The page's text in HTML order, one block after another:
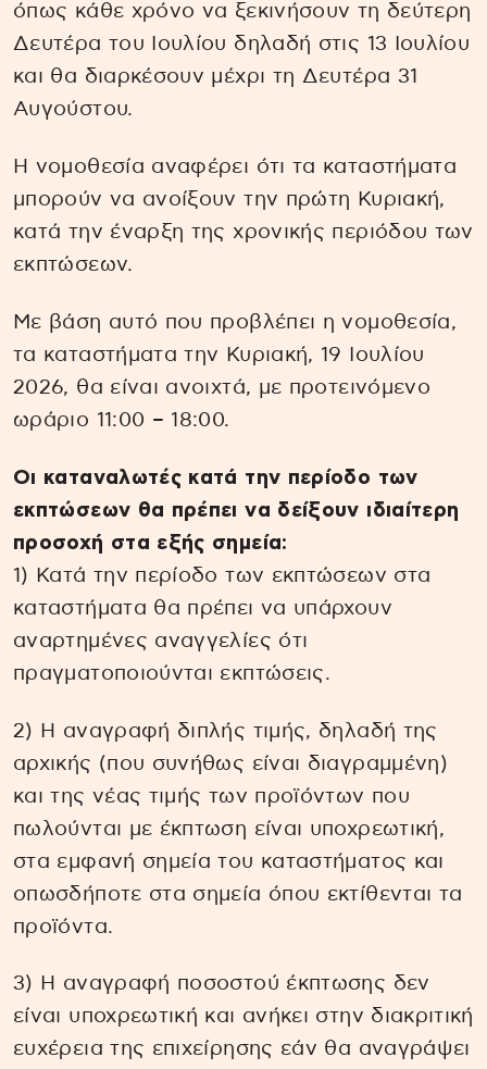
όπως κάθε χρόνο να ξεκινήσουν τη δεύτερη
Δευτέρα του Ιουλίου δηλαδή στις 13 Ιουλίου
και θα διαρκέσουν μέχρι τη Δευτέρα 31
Αυγούστου.
Η νομοθεσία αναφέρει ότι τα καταστήματα
μπορούν να ανοίξουν την πρώτη Κυριακή,
κατά την έναρξη της χρονικής περιόδου των
εκπτώσεων.
Με βάση αυτό που προβλέπει η νομοθεσία,
τα καταστήματα την Κυριακή, 19 Ιουλίου
2026, θα είναι ανοιχτά, με προτεινόμενο
ωράριο 11:00 – 18:00.
Οι καταναλωτές κατά την περίοδο των
εκπτώσεων θα πρέπει να δείξουν ιδιαίτερη
προσοχή στα εξής σημεία:
1) Κατά την περίοδο των εκπτώσεων στα
καταστήματα θα πρέπει να υπάρχουν
αναρτημένες αναγγελίες ότι
πραγματοποιούνται εκπτώσεις.
2) Η αναγραφή διπλής τιμής, δηλαδή της
αρχικής (που συνήθως είναι διαγραμμένη)
και της νέας τιμής των προϊόντων που
πωλούνται με έκπτωση είναι υποχρεωτική,
στα εμφανή σημεία του καταστήματος και
οπωσδήποτε στα σημεία όπου εκτίθενται τα
προϊόντα.
3) Η αναγραφή ποσοστού έκπτωσης δεν
είναι υποχρεωτική και ανήκει στην διακριτική
ευχέρεια της επιχείρησης εάν θα αναγράψει